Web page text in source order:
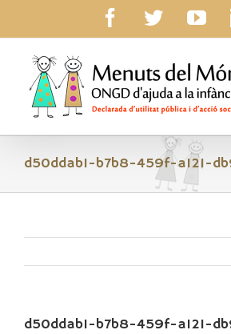
content
facebook
twitter
d50ddab1-b7b8-459f-a121-
d50ddab1-b7b8-459f-a121-